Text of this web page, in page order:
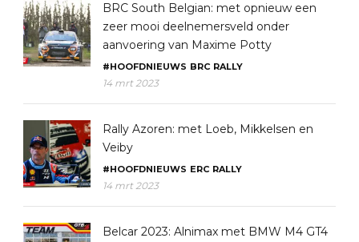
BRC South Belgian: met opnieuw een
zeer mooi deelnemersveld onder
aanvoering van Maxime Potty
#HOOFDNIEUWS BRC RALLY
14 mrt 2023
Rally Azoren: met Loeb, Mikkelsen en
Veiby
#HOOFDNIEUWS ERC RALLY
14 mrt 2023
Belcar 2023: Alnimax met BMW M4 GT4